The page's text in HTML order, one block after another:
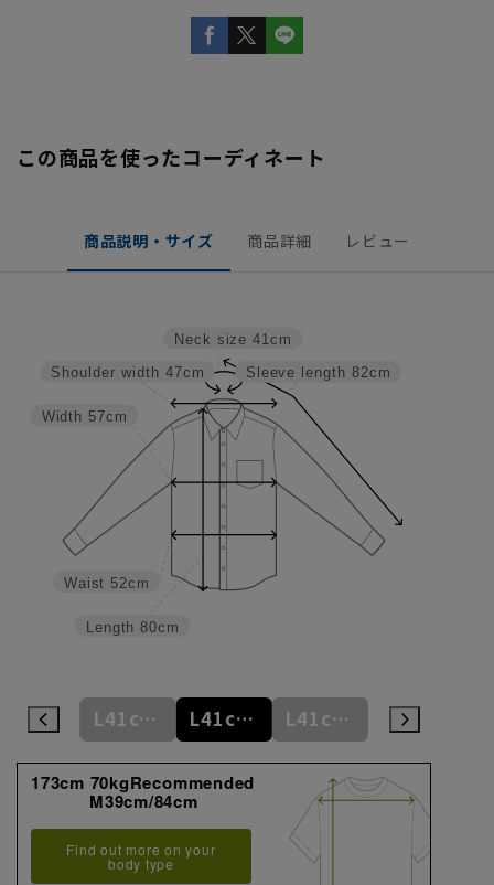
この商品を使ったコーディネート
商品説明・サイズ 商品詳細 レビュー
Sleeve length 82cm
Neck size 41cm
Length 80cm
Waist 52cm
Width 57cm
Shoulder width 47cm
L41cm/78cm L41cm/80cm L41cm/82cm L41cm/84cm
173cm 70kgRecommended
M39cm/84cm
Find out more on your
body type